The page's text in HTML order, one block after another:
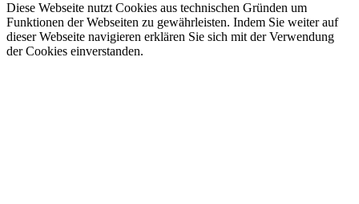
Diese Webseite nutzt Cookies aus technischen Gründen um
Funktionen der Webseiten zu gewährleisten. Indem Sie weiter auf
dieser Webseite navigieren erklären Sie sich mit der Verwendung
der Cookies einverstanden.